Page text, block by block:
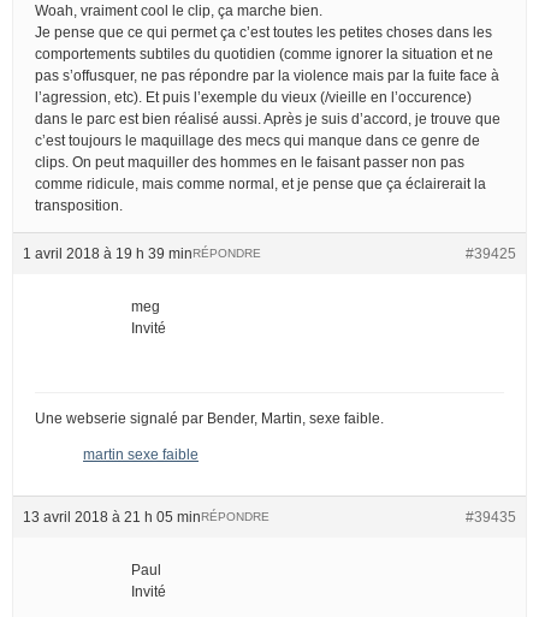
Woah, vraiment cool le clip, ça marche bien.
Je pense que ce qui permet ça c’est toutes les petites choses dans les
comportements subtiles du quotidien (comme ignorer la situation et ne
pas s’offusquer, ne pas répondre par la violence mais par la fuite face à
l’agression, etc). Et puis l’exemple du vieux (/vieille en l’occurence)
dans le parc est bien réalisé aussi. Après je suis d’accord, je trouve que
c’est toujours le maquillage des mecs qui manque dans ce genre de
clips. On peut maquiller des hommes en le faisant passer non pas
comme ridicule, mais comme normal, et je pense que ça éclairerait la
transposition.
1 avril 2018 à 19 h 39 min #39425
RÉPONDRE
meg
Invité
Une webserie signalé par Bender, Martin, sexe faible.
martin sexe faible
13 avril 2018 à 21 h 05 min #39435
RÉPONDRE
Paul
Invité